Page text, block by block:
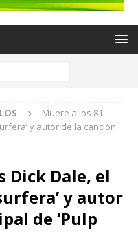
Muere a los 81
y autor de la canción
Dick Dale, el
y autor
de ‘Pulp